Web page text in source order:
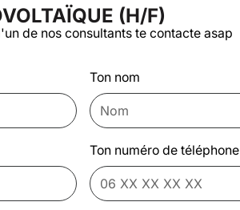
(H/F)
de nos consultants te contacte asap
Ton nom
Ton numéro de téléphone